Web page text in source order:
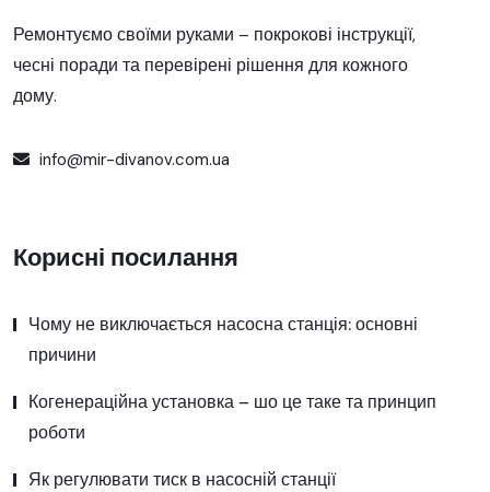
Ремонтуємо своїми руками – покрокові інструкції,
чесні поради та перевірені рішення для кожного
дому.
info@mir-divanov.com.ua
Корисні посилання
Чому не виключається насосна станція: основні
причини
Когенераційна установка – шо це таке та принцип
роботи
Як регулювати тиск в насосній станції